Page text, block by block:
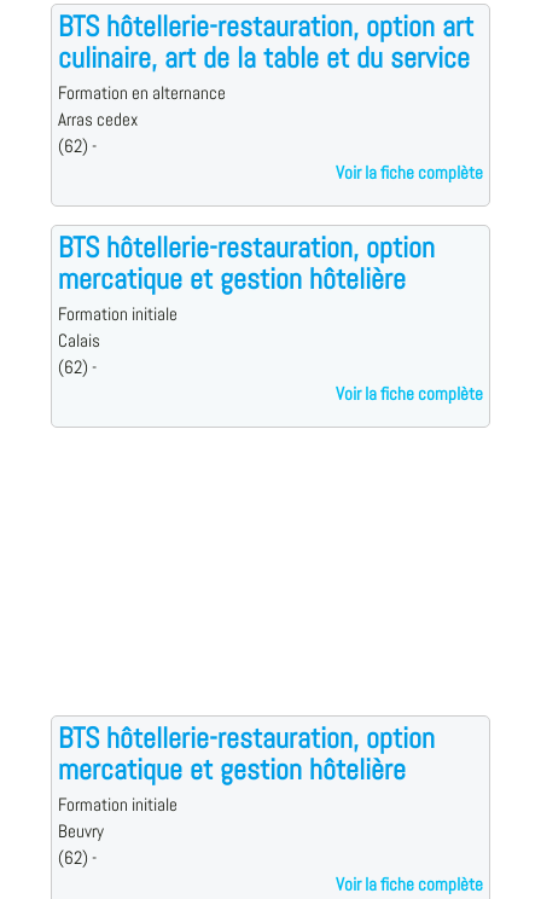
BTS hôtellerie-restauration, option art
culinaire, art de la table et du service
Formation en alternance
Arras cedex
(62) -
Voir la fiche complète
BTS hôtellerie-restauration, option
mercatique et gestion hôtelière
Formation initiale
Calais
(62) -
Voir la fiche complète
BTS hôtellerie-restauration, option
mercatique et gestion hôtelière
Formation initiale
Beuvry
(62) -
Voir la fiche complète